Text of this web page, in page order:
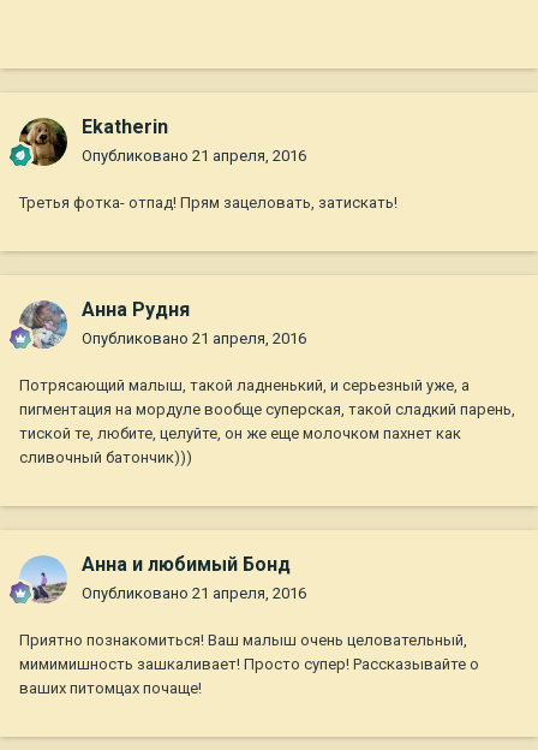
Ekatherin
Опубликовано 21 апреля, 2016
Третья фотка- отпад! Прям зацеловать, затискать!
Анна Рудня
Опубликовано 21 апреля, 2016
Потрясающий малыш, такой ладненький, и серьезный уже, а
пигментация на мордуле вообще суперская, такой сладкий парень,
тиской те, любите, целуйте, он же еще молочком пахнет как
сливочный батончик)))
Анна и любимый Бонд
Опубликовано 21 апреля, 2016
Приятно познакомиться! Ваш малыш очень целовательный,
мимимишность зашкаливает! Просто супер! Рассказывайте о
ваших питомцах почаще!